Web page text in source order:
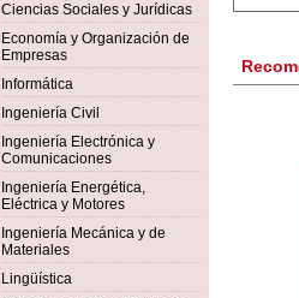
Ciencias Sociales y Jurídicas
Economía y Organización de
Empresas
Informática
Ingeniería Civil
Ingeniería Electrónica y
Comunicaciones
Ingeniería Energética,
Eléctrica y Motores
Ingeniería Mecánica y de
Materiales
Lingüística